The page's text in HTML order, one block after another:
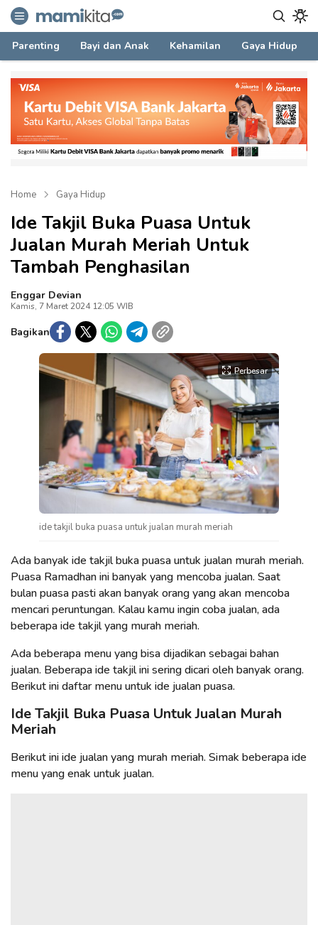
mamikita.com
Informasi Parenting untuk Mami Milenial
Parenting Bayi dan Anak Kehamilan Gaya Hidup
Home Gaya Hidup
Ide Takjil Buka Puasa Untuk
Jualan Murah Meriah Untuk
Tambah Penghasilan
Enggar Devian
Kamis, 7 Maret 2024 12:05 WIB
Bagikan
Perbesar
ide takjil buka puasa untuk jualan murah meriah
Ada banyak ide takjil buka puasa untuk jualan murah meriah.
Puasa Ramadhan ini banyak yang mencoba jualan. Saat
bulan puasa pasti akan banyak orang yang akan mencoba
mencari peruntungan. Kalau kamu ingin coba jualan, ada
beberapa ide takjil yang murah meriah.
Ada beberapa menu yang bisa dijadikan sebagai bahan
jualan. Beberapa ide takjil ini sering dicari oleh banyak orang.
Berikut ini daftar menu untuk ide jualan puasa.
Ide Takjil Buka Puasa Untuk Jualan Murah
Meriah
Berikut ini ide jualan yang murah meriah. Simak beberapa ide
menu yang enak untuk jualan.